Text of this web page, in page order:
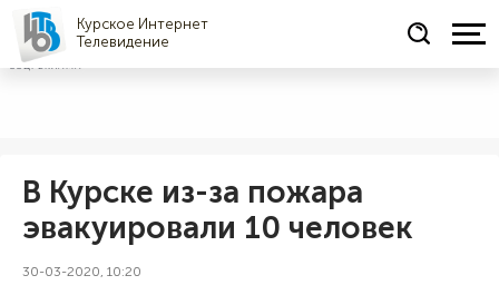
Курское Интернет
Телевидение
СОЦРЕКЛАМА
В Курске из-за пожара
эвакуировали 10 человек
30-03-2020, 10:20